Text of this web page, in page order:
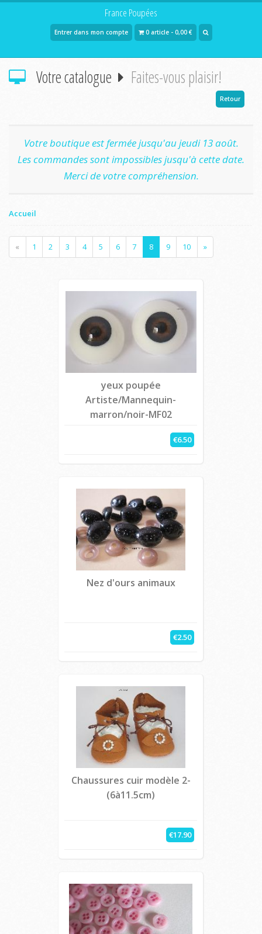
France Poupées
Entrer dans mon compte 0 article - 0,00 €
Votre catalogue Faites-vous plaisir!
Retour
Votre boutique est fermée jusqu'au jeudi 13 août.
Les commandes sont impossibles jusqu'à cette date.
Merci de votre compréhension.
Accueil
« 1 2 3 4 5 6 7 8 9 10 »
yeux poupée
Artiste/Mannequin-
marron/noir-MF02
€6.50
Nez d'ours animaux
€2.50
Chaussures cuir modèle 2-
(6à11.5cm)
€17.90